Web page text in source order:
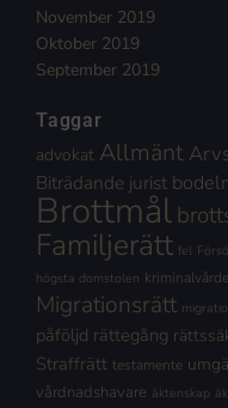
November 2019
Oktober 2019
September 2019
Taggar
advokat Allmänt
Biträdande jurist
Brottmål
Familjerätt fel
högsta domstolen
Migrationsrätt
påföljd rättegång
Straffrätt testamente
vårdnadshavare äktenskap